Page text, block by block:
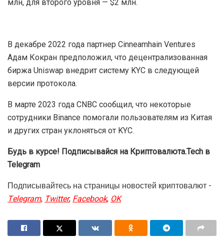
смогут только закрывать существующие позиции и
ордера, возвращать кредиты и выводить средства.
Для для физических лиц, прошедших первый этап
млн, для второго уровня — $2 млн.
В декабре 2022 года партнер Cinneamhain Ventures
Адам Кокран предположил, что децентрализованная
версии протокола.
сотрудники Binance помогали пользователям из Китая
и других стран уклоняться от KYC.